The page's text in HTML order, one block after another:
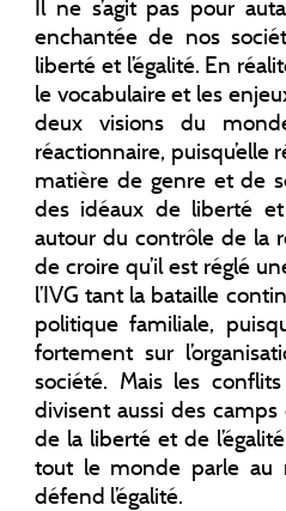
Il ne s’agit pas pour
enchantée de nos
liberté et l’égalité. En
le vocabulaire et les
deux visions du
réactionnaire,
matière de genre et de
des idéaux de liberté
autour du contrôle de la
de croire qu’il est réglé
l’IVG tant la bataille
politique familiale,
fortement sur
société. Mais les
divisent aussi des
de la liberté et de
tout le monde parle
défend l’égalité.